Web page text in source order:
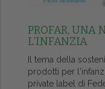
PROFAR, UNA
L’INFANZIA
Il tema della
prodotti per
private label di